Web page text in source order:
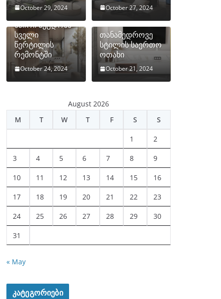
October 29, 2024 October 27, 2024
ხშირი შეცდომა
სველი
წერტილის
რემონტში
October 24, 2024
თანამედროვე
სტილის საერთო
ოთახი
October 21, 2024
August 2026
M
T W T F S S
1 2
3 4 5 6 7 8 9
10 11 12 13 14 15 16
17 18 19 20 21 22 23
24 25 26 27 28 29 30
31
« May
კატეგორიები